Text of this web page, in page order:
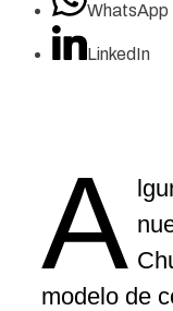
WhatsApp
LinkedIn
A
modelo de